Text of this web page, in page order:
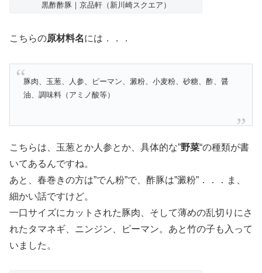
黒酢酢豚｜京品軒（新川崎スクエア）
こちらの原材料名には．．．
豚肉、玉葱、人参、ピーマン、澱粉、小麦粉、砂糖、酢、醤
油、調味料（アミノ酸等）
こちらは、玉葱とか人参とか、具体的な”野菜“の種類が書
いてあるんですね。
あと、春巻きの方は”でん粉”で、酢豚は”澱粉”．．．ま、
細かい話ですけど。
一口サイズにカットされた豚肉、そして薄めの乱切りにさ
れたタマネギ、ニンジン、ピーマン。あと竹の子も入って
いました。